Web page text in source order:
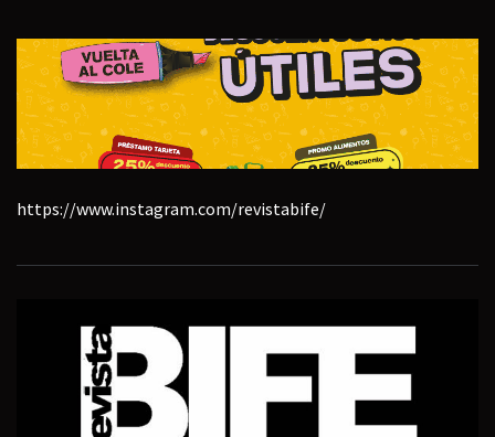
https://www.instagram.com/revistabife/